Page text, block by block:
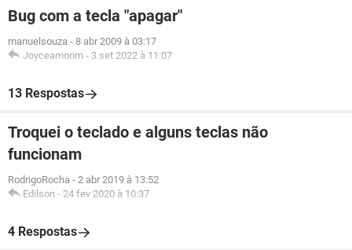
Bug com a tecla "apagar"
manuelsouza - 8 abr 2009 à 03:17
Joyceamorim - 3 set 2022 à 11:07
13 Respostas
Troquei o teclado e alguns teclas não
funcionam
RodrigoRocha - 2 abr 2019 à 13:52
Edilson - 24 fev 2020 à 10:37
4 Respostas